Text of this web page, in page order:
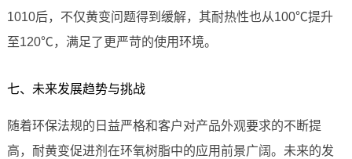
1010后，不仅黄变问题得到缓解，其耐热性也从100℃提升
至120℃，满足了更严苛的使用环境。
七、未来发展趋势与挑战
随着环保法规的日益严格和客户对产品外观要求的不断提
高，耐黄变促进剂在环氧树脂中的应用前景广阔。未来的发